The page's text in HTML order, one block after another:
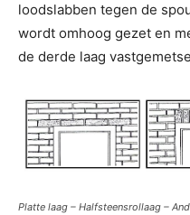
loodslabben tegen de
wordt omhoog gezet en
de derde laag
Platte laag – Halfsteensrollaag –